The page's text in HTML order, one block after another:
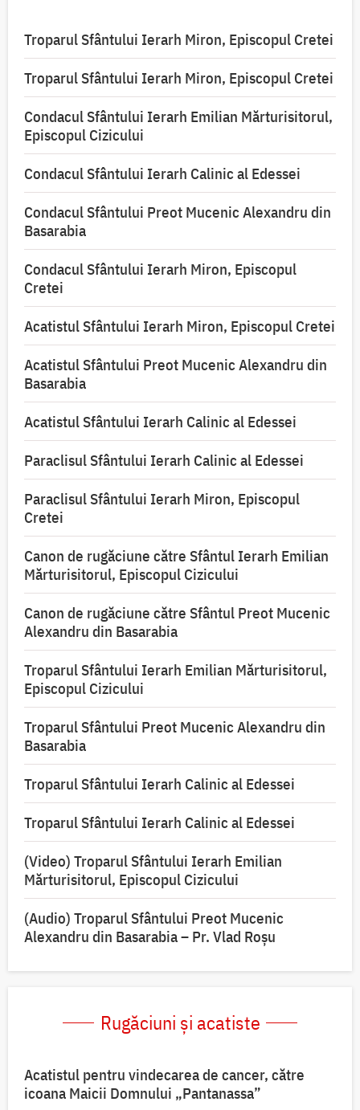
Troparul Sfântului Ierarh Miron, Episcopul Cretei
Troparul Sfântului Ierarh Miron, Episcopul Cretei
Condacul Sfântului Ierarh Emilian Mărturisitorul,
Episcopul Cizicului
Condacul Sfântului Ierarh Calinic al Edessei
Condacul Sfântului Preot Mucenic Alexandru din
Basarabia
Condacul Sfântului Ierarh Miron, Episcopul
Cretei
Acatistul Sfântului Ierarh Miron, Episcopul Cretei
Acatistul Sfântului Preot Mucenic Alexandru din
Basarabia
Acatistul Sfântului Ierarh Calinic al Edessei
Paraclisul Sfântului Ierarh Calinic al Edessei
Paraclisul Sfântului Ierarh Miron, Episcopul
Cretei
Canon de rugăciune către Sfântul Ierarh Emilian
Mărturisitorul, Episcopul Cizicului
Canon de rugăciune către Sfântul Preot Mucenic
Alexandru din Basarabia
Troparul Sfântului Ierarh Emilian Mărturisitorul,
Episcopul Cizicului
Troparul Sfântului Preot Mucenic Alexandru din
Basarabia
Troparul Sfântului Ierarh Calinic al Edessei
Troparul Sfântului Ierarh Calinic al Edessei
(Video) Troparul Sfântului Ierarh Emilian
Mărturisitorul, Episcopul Cizicului
(Audio) Troparul Sfântului Preot Mucenic
Alexandru din Basarabia – Pr. Vlad Roșu
Rugăciuni și acatiste
Acatistul pentru vindecarea de cancer, către
icoana Maicii Domnului „Pantanassa”